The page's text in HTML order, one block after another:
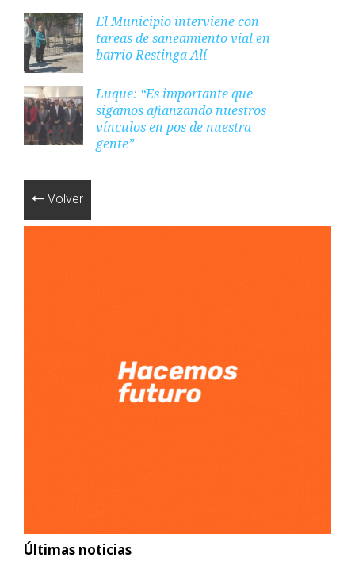
El Municipio interviene con
tareas de saneamiento vial en
barrio Restinga Alí
Luque: “Es importante que
sigamos afianzando nuestros
vínculos en pos de nuestra
gente”
Volver
Últimas noticias